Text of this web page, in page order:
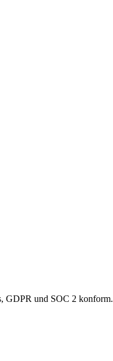
GDPR und SOC 2 konform.